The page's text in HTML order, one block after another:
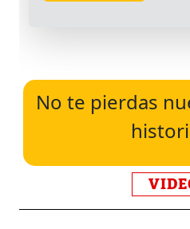
No te pierdas